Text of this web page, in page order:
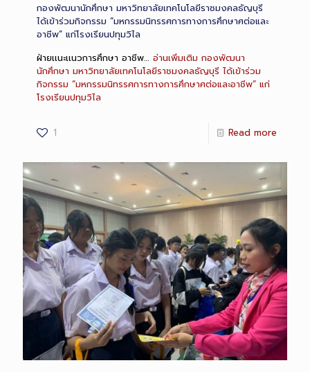
กองพัฒนานักศึกษา มหาวิทยาลัยเทคโนโลยีราชมงคลธัญบุรี
ได้เข้าร่วมกิจกรรม “มหกรรมนิทรรศการทางการศึกษาศต่อและ
อาชีพ” แก่โรงเรียนปทุมวิไล
ฝ่ายเเนะเเนวการศึกษา อาชีพ… อ่านเพิ่มเติม กองพัฒนา
นักศึกษา มหาวิทยาลัยเทคโนโลยีราชมงคลธัญบุรี ได้เข้าร่วม
กิจกรรม “มหกรรมนิทรรศการทางการศึกษาศต่อและอาชีพ” แก่
โรงเรียนปทุมวิไล
1 Read more